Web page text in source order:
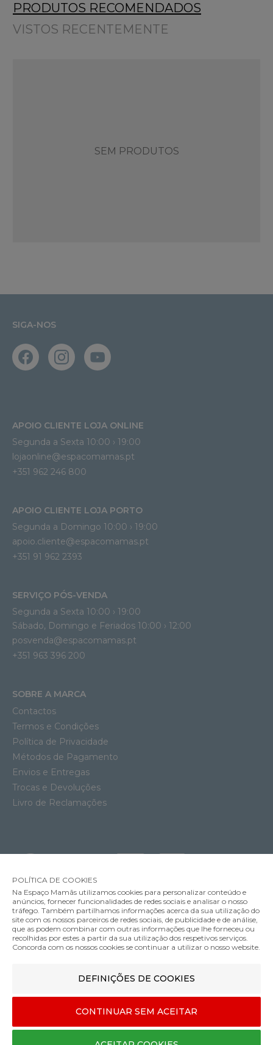
Brinquedo Done by Deer Espelho para Bebé Wally
Cor
PRODUTOS RECOMENDADOS
VISTOS RECENTEMENTE
SEM PRODUTOS
SIGA-NOS
APOIO CLIENTE LOJA ONLINE
Segunda a Sexta 10:00 › 19:00
lojaonline@espacomamas.pt
+351 962 246 800
APOIO CLIENTE LOJA PORTO
Segunda a Domingo 10:00 › 19:00
apoio.cliente@espacomamas.pt
+351 91 962 2393
SERVIÇO PÓS-VENDA
Segunda a Sexta 10:00 › 19:00
Sábado, Domingo e Feriados 10:00 › 12:00
posvenda@espacomamas.pt
+351 963 396 200
SOBRE A MARCA
Contactos
Termos e Condições
Política de Privacidade
Métodos de Pagamento
Envios e Entregas
Trocas e Devoluções
Livro de Reclamações
MÉTODOS DE ENVIO
MÉTODOS DE PAGAMENTO
Designed & developed by
POLÍTICA DE COOKIES
Na Espaço Mamãs utilizamos cookies para personalizar conteúdo e
anúncios, fornecer funcionalidades de redes sociais e analisar o nosso
tráfego. Também partilhamos informações acerca da sua utilização do
site com os nossos parceiros de redes sociais, de publicidade e de análise,
que as podem combinar com outras informações que lhe forneceu ou
recolhidas por estes a partir da sua utilização dos respetivos serviços.
Concorda com os nossos cookies se continuar a utilizar o nosso website.
DEFINIÇÕES DE COOKIES
CONTINUAR SEM ACEITAR